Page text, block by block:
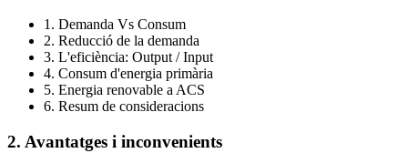
1. Demanda Vs Consum
2. Reducció de la demanda
3. L'eficiència: Output / Input
4. Consum d'energia primària
5. Energia renovable a ACS
6. Resum de consideracions
2. Avantatges i inconvenients